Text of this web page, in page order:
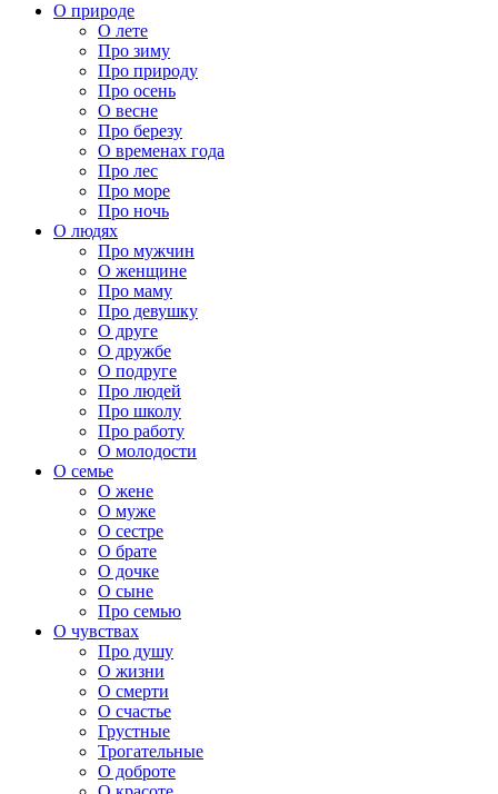
О природе
О лете
Про зиму
Про природу
Про осень
О весне
Про березу
О временах года
Про лес
Про море
Про ночь
О людях
Про мужчин
О женщине
Про маму
Про девушку
О друге
О дружбе
О подруге
Про людей
Про школу
Про работу
О молодости
О семье
О жене
О муже
О сестре
О брате
О дочке
О сыне
Про семью
О чувствах
Про душу
О жизни
О смерти
О счастье
Грустные
Трогательные
О доброте